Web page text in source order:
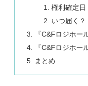
権利確定日
いつ届く？
『C&Fロジホー
『C&Fロジホー
まとめ